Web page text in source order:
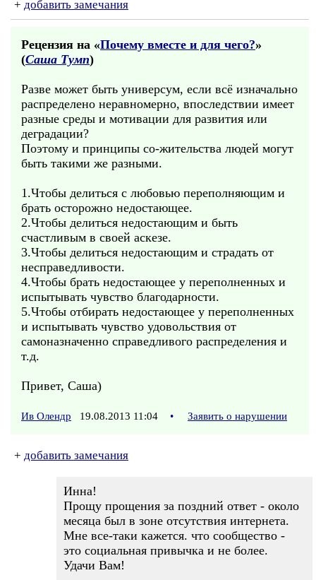
+ добавить замечания
Рецензия на «Почему вместе и для чего?»
(Саша Тумп)
Разве может быть универсум, если всё изначально
распределено неравномерно, впоследствии имеет
разные среды и мотивации для развития или
деградации?
Поэтому и принципы со-жительства людей могут
быть такими же разными.
1.Чтобы делиться с любовью переполняющим и
брать осторожно недостающее.
2.Чтобы делиться недостающим и быть
счастливым в своей аскезе.
3.Чтобы делиться недостающим и страдать от
несправедливости.
4.Чтобы брать недостающее у переполненных и
испытывать чувство благодарности.
5.Чтобы отбирать недостающее у переполненных
и испытывать чувство удовольствия от
самоназначенно справедливого распределения и
т.д.
Привет, Саша)
Ив Олендр 19.08.2013 11:04 • Заявить о нарушении
+ добавить замечания
Инна!
Прощу прощения за поздний ответ - около
месяца был в зоне отсутствия интернета.
Мне все-таки кажется. что сообщество -
это социальная привычка и не более.
Удачи Вам!